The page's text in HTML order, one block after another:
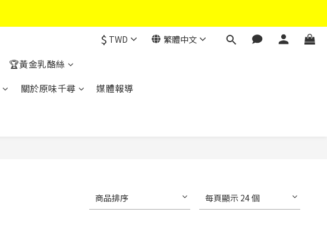
$ TWD 繁體中文
🏆黃金乳酪絲
關於原味千尋
媒體報導
商品排序 每頁顯示 24 個